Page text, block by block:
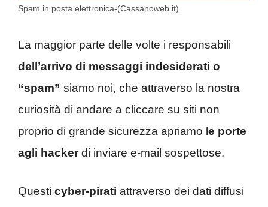
Spam in posta elettronica-(Cassanoweb.it)
La maggior parte delle volte i responsabili
dell’arrivo di messaggi indesiderati o
“spam” siamo noi, che attraverso la nostra
curiosità di andare a cliccare su siti non
proprio di grande sicurezza apriamo le porte
agli hackerdi inviare e-mail sospettose.
Questi cyber-pirati attraverso dei dati diffusi